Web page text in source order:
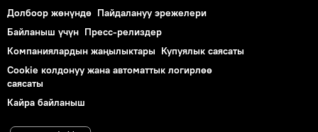
Долбоор жөнүндө Пайдалануу эрежелери
Байланыш үчүн Пресс-релиздер
Компаниялардын жаңылыктары Купуялык саясаты
Cookie колдонуу жана автоматтык логирлөө
саясаты
Кайра байланыш